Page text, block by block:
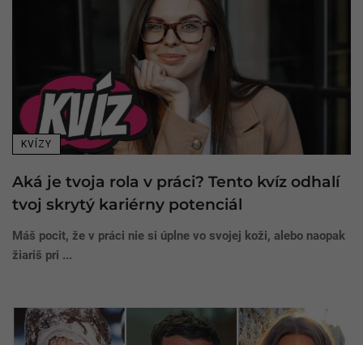
KVÍZY
Aká je tvoja rola v práci? Tento kvíz odhalí
tvoj skrytý kariérny potenciál
Máš pocit, že v práci nie si úplne vo svojej koži, alebo naopak
žiariš pri ...